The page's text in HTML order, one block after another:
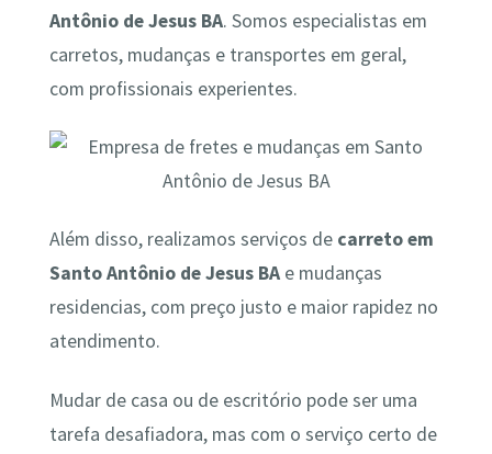
Antônio de Jesus BA. Somos especialistas em
carretos, mudanças e transportes em geral,
com profissionais experientes.
Além disso, realizamos serviços de carreto em
Santo Antônio de Jesus BAe mudanças
residencias, com preço justo e maior rapidez no
atendimento.
Mudar de casa ou de escritório pode ser uma
tarefa desafiadora, mas com o serviço certo de